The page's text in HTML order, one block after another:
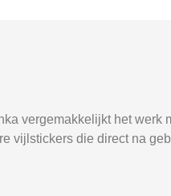
vergemakkelijkt het werk
vijlstickers die direct na